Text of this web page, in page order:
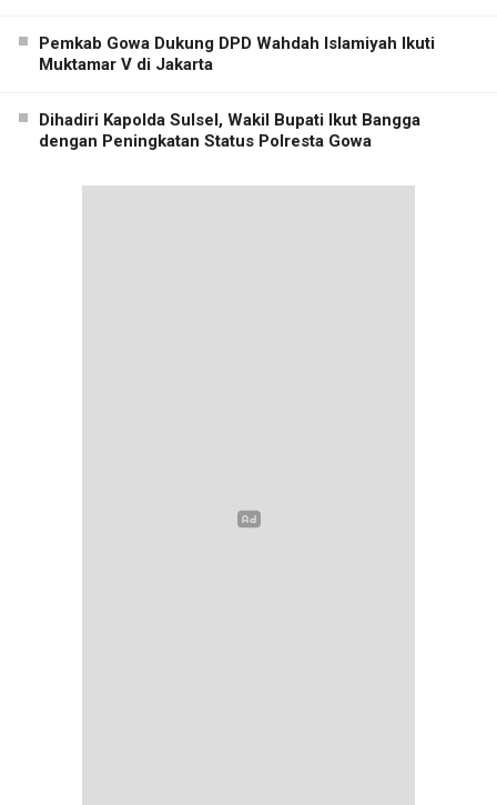
Pemkab Gowa Dukung DPD Wahdah Islamiyah Ikuti
Muktamar V di Jakarta
Dihadiri Kapolda Sulsel, Wakil Bupati Ikut Bangga
dengan Peningkatan Status Polresta Gowa